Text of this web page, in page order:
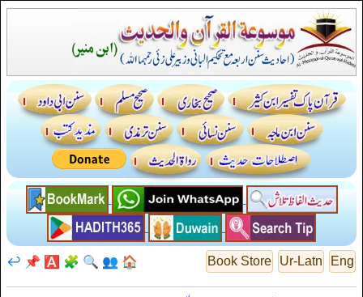
Eng
Ur-Latn
Book Store
🏠
👥
🔍
🧩
🅰️
📌
↩️